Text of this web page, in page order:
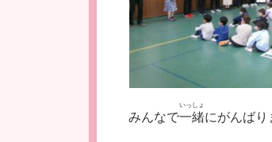
みんなで一緒
いっしょ
にがんば